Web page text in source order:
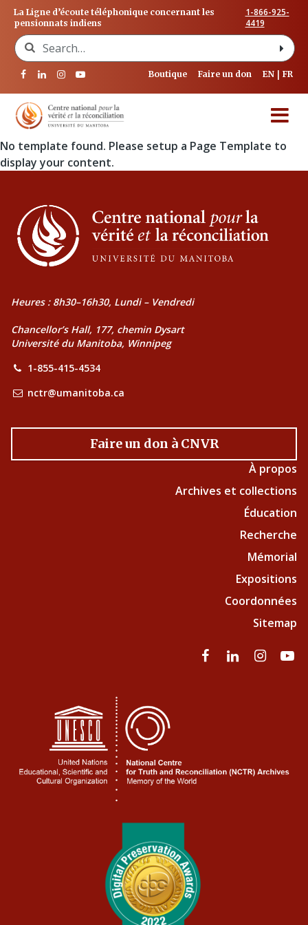
La Ligne d’écoute téléphonique concernant les
pensionnats indiens
1-866-925-
4419
Search for:
Boutique Faire un don EN FR
No template found. Please setup a Page Template to
display your content.
Heures : 8h30–16h30, Lundi – Vendredi
Chancellor’s Hall, 177, chemin Dysart
Université du Manitoba, Winnipeg
1-855-415-4534
nctr@umanitoba.ca
Faire un don à CNVR
À propos
Archives et collections
Éducation
Recherche
Mémorial
Expositions
Coordonnées
Sitemap